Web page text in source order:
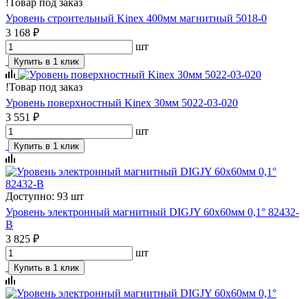
Уровень строительный Kinex 400мм магнитный 5018-0
3 168 ₽
шт
Купить в 1 клик
!Товар под заказ
Уровень поверхностный Kinex 30мм 5022-03-020
3 551 ₽
шт
Купить в 1 клик
Доступно: 93 шт
Уровень электронный магнитный DIGJY 60x60мм 0,1° 82432-
B
3 825 ₽
шт
Купить в 1 клик